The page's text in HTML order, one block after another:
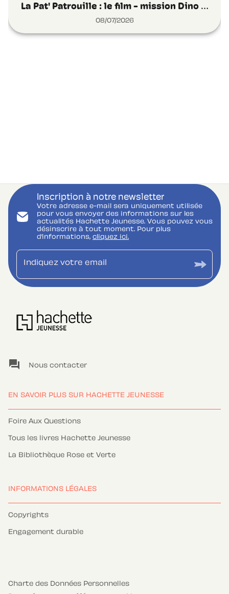
La Pat' Patrouille : le film - mission Dino …
08/07/2026
Inscription à notre newsletter
Votre adresse e-mail sera uniquement utilisée
pour vous envoyer des informations sur les
actualités Hachette Jeunesse. Vous pouvez vous
désinscrire à tout moment. Pour plus
d’informations, cliquez ici.
Indiquez votre email
question_answer Nous contacter
EN SAVOIR PLUS SUR HACHETTE JEUNESSE
Foire Aux Questions
Tous les livres Hachette Jeunesse
La Bibliothèque Rose et Verte
INFORMATIONS LÉGALES
Copyrights
Engagement durable
Charte des Données Personnelles